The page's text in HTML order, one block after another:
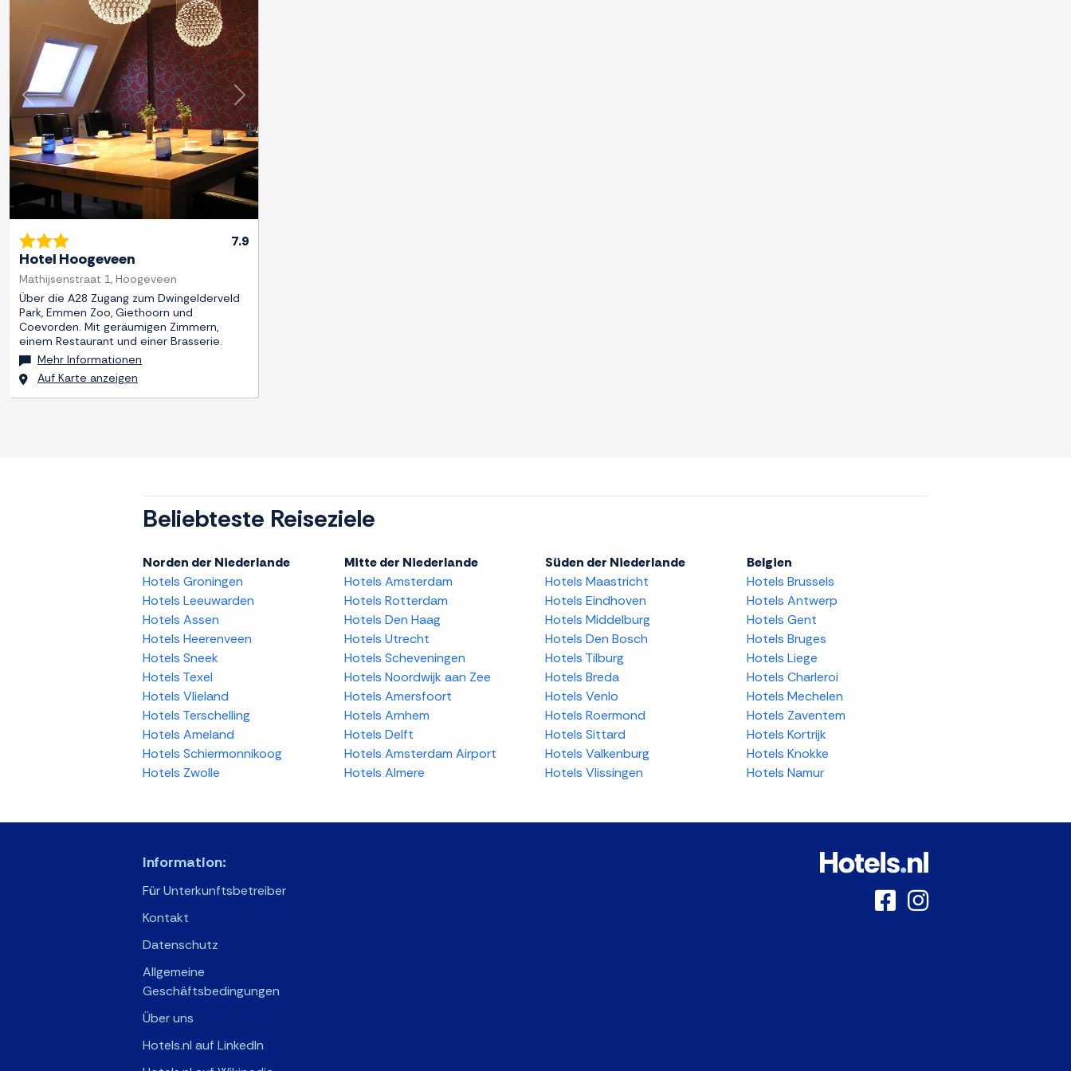
Zurück Weiter
7.9
Hotel Hoogeveen
Mathijsenstraat 1, Hoogeveen
Über die A28 Zugang zum Dwingelderveld
Park, Emmen Zoo, Giethoorn und
Coevorden. Mit geräumigen Zimmern,
einem Restaurant und einer Brasserie.
Mehr Informationen
Auf Karte anzeigen
Beliebteste Reiseziele
Norden der Niederlande
Hotels Groningen
Hotels Leeuwarden
Hotels Assen
Hotels Heerenveen
Hotels Sneek
Hotels Texel
Hotels Vlieland
Hotels Terschelling
Hotels Ameland
Hotels Schiermonnikoog
Hotels Zwolle
Mitte der Niederlande
Hotels Amsterdam
Hotels Rotterdam
Hotels Den Haag
Hotels Utrecht
Hotels Scheveningen
Hotels Noordwijk aan Zee
Hotels Amersfoort
Hotels Arnhem
Hotels Delft
Hotels Amsterdam Airport
Hotels Almere
Süden der Niederlande
Hotels Maastricht
Hotels Eindhoven
Hotels Middelburg
Hotels Den Bosch
Hotels Tilburg
Hotels Breda
Hotels Venlo
Hotels Roermond
Hotels Sittard
Hotels Valkenburg
Hotels Vlissingen
Belgien
Hotels Brussels
Hotels Antwerp
Hotels Gent
Hotels Bruges
Hotels Liege
Hotels Charleroi
Hotels Mechelen
Hotels Zaventem
Hotels Kortrijk
Hotels Knokke
Hotels Namur
Information:
Für Unterkunftsbetreiber
Kontakt
Datenschutz
Allgemeine
Geschäftsbedingungen
Über uns
Hotels.nl auf LinkedIn